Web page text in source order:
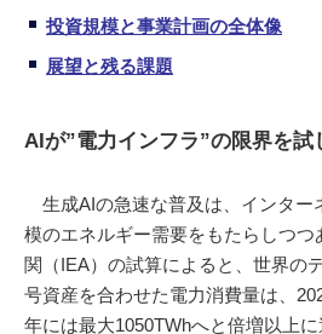
投資規模と事業計画の全体像
展望と残る課題
AIが”電力インフラ”の限界を試
生成AIの急速な普及は、インター
模のエネルギー需要をもたらしつ
関（IEA）の試算によると、世界の
号資産を合わせた電力消費量は、
年には最大1050TWhへと倍増以上